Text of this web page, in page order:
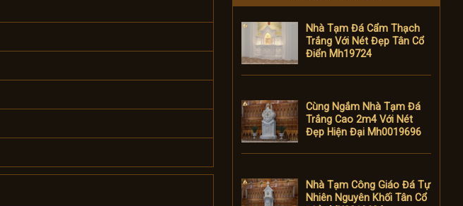
Nhà Tạm Đá Cẩm Thạch
Trắng Với Nét Đẹp Tân Cổ
Điển Mh19724
Cùng Ngắm Nhà Tạm Đá
Trắng Cao 2m4 Với Nét
Đẹp Hiện Đại Mh0019696
Nhà Tạm Công Giáo Đá Tự
Nhiên Nguyên Khối Tân Cổ